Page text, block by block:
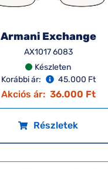
Armani Exchange
AX1017 6083
Készleten
Korábbi ár:
45.000 Ft
Akciós ár: 36.000 Ft
Részletek